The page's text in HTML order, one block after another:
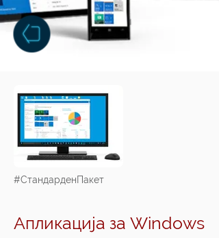
#СтандарденПакет
Апликација за Windows